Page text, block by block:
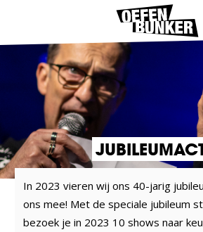
In 2023 vieren wij ons 40-jarig
ons mee! Met de speciale jubileum
bezoek je in 2023 10 shows naar